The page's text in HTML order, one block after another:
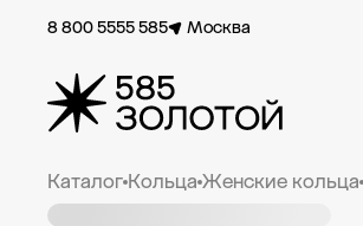
8 800 5555 585 Москва
Каталог Кольца Женские кольца